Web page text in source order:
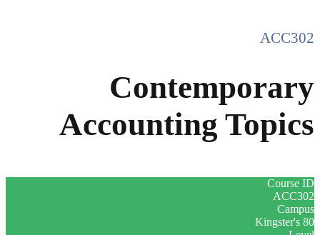
ACC302
Contemporary
Accounting Topics
Course ID
ACC302
Campus
Kingster's 80